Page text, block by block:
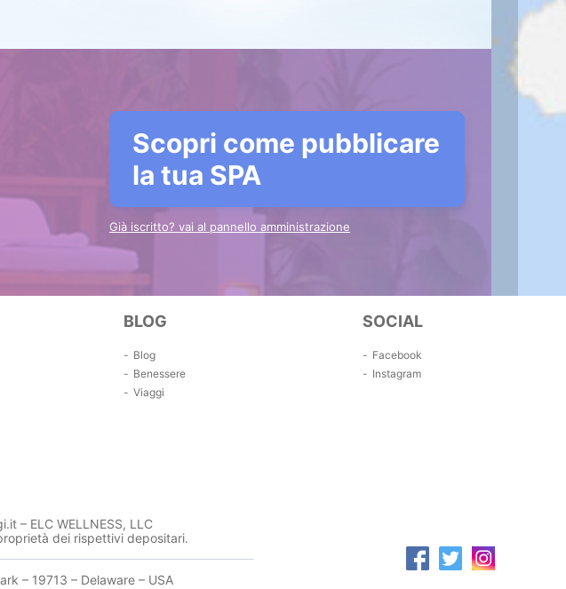
Scopri come pubblicare
la tua SPA
Già iscritto? vai al pannello amministrazione
BLOG
Blog
Benessere
Viaggi
SOCIAL
Facebook
Instagram
– ELC WELLNESS, LLC
dei rispettivi depositari.
– 19713 – Delaware – USA